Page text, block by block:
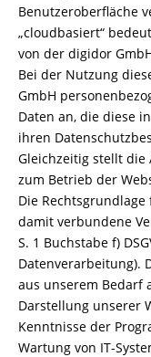
Benutzeroberfläche
„cloudbasiert“
von der digidor
Bei der Nutzung
GmbH
Daten an, die diese
ihren
Gleichzeitig stellt
zum Betrieb der
Die
damit verbundene
S. 1 Buchstabe f)
Datenverarbeitung).
aus unserem Bedarf
Darstellung unserer
Kenntnisse der
Wartung von IT-